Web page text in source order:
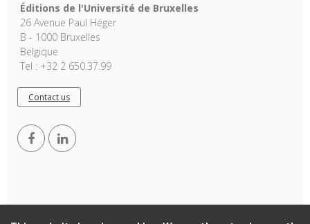
Éditions de l'Université de Bruxelles
26 Avenue Paul Héger
B - 1000 Bruxelles
Belgique
Tel : +32 2 650.37.99
Contact us